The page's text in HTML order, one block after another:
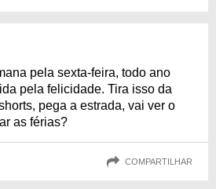
pela sexta-feira, todo ano
pela felicidade. Tira isso da
pega a estrada, vai ver o
as férias?
COMPARTILHAR